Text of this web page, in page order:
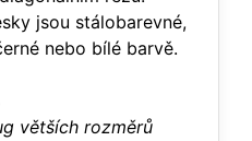
jsou stálobarevné,
nebo bílé barvě.
větších rozměrů